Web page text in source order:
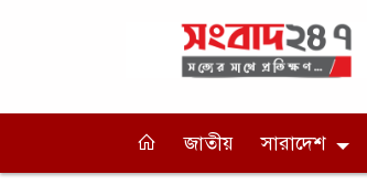
জাতীয় সারাদেশ